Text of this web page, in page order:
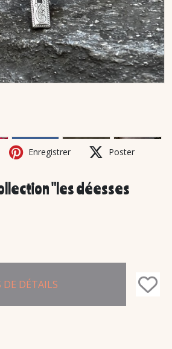
Enregistrer Poster
"les déesses
DE DÉTAILS